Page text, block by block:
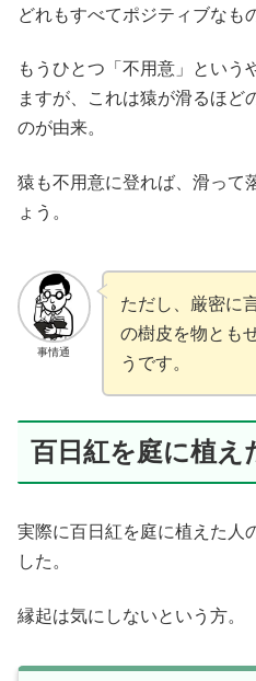
どれもすべてポジティブなも
もうひとつ「不用意」という
ますが、これは猿が滑るほど
のが由来。
猿も不用意に登れば、滑って
ょう。
事情通
ただし、厳密に
の樹皮を物とも
うです。
百日紅を庭に植え
実際に百日紅を庭に植えた人
した。
縁起は気にしないという方。